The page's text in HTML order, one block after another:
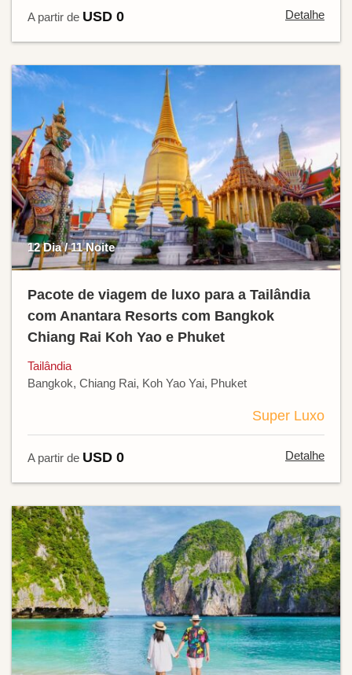
A partir de USD 0 Detalhe
12 Dia / 11 Noite
Pacote de viagem de luxo para a Tailândia
com Anantara Resorts com Bangkok
Chiang Rai Koh Yao e Phuket
Tailândia
Bangkok, Chiang Rai, Koh Yao Yai, Phuket
Super Luxo
A partir de USD 0 Detalhe